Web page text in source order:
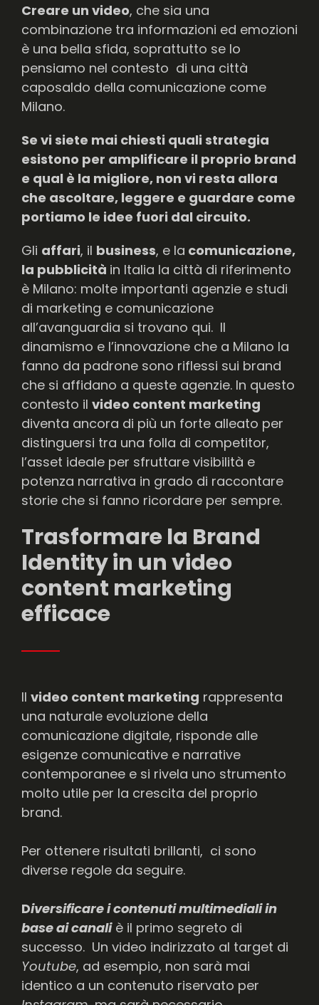
Creare un video, che sia una
combinazione tra informazioni ed emozioni
è una bella sfida, soprattutto se lo
pensiamo nel contesto di una città
caposaldo della comunicazione come
Milano.
Se vi siete mai chiesti quali strategia
esistono per amplificare il proprio brand
e qual è la migliore, non vi resta allora
che ascoltare, leggere e guardare come
portiamo le idee fuori dal circuito.
Gli affari, il business, e la comunicazione,
la pubblicità in Italia la città di riferimento
è Milano: molte importanti agenzie e studi
di marketing e comunicazione
all’avanguardia si trovano qui. Il
dinamismo e l’innovazione che a Milano la
fanno da padrone sono riflessi sui brand
che si affidano a queste agenzie. In questo
contesto il video content marketing
diventa ancora di più un forte alleato per
distinguersi tra una folla di competitor,
l’asset ideale per sfruttare visibilità e
potenza narrativa in grado di raccontare
storie che si fanno ricordare per sempre.
Trasformare la Brand
Identity in un video
content marketing
efficace
Il video content marketing rappresenta
una naturale evoluzione della
comunicazione digitale, risponde alle
esigenze comunicative e narrative
contemporanee e si rivela uno strumento
molto utile per la crescita del proprio
brand.
Per ottenere risultati brillanti, ci sono
diverse regole da seguire.
Diversificare i contenuti multimediali in
base ai canaliè il primo segreto di
successo. Un video indirizzato al target di
Youtube, ad esempio, non sarà mai
identico a un contenuto riservato per